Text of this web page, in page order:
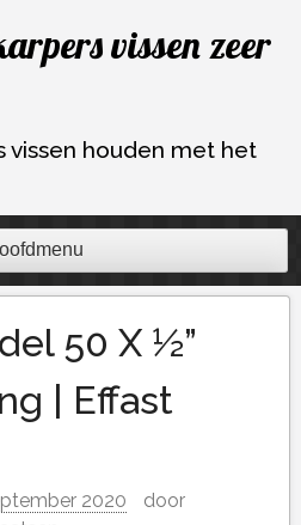
vissen zeer
vissen houden met het
50 X ½”
| Effast
2020
door